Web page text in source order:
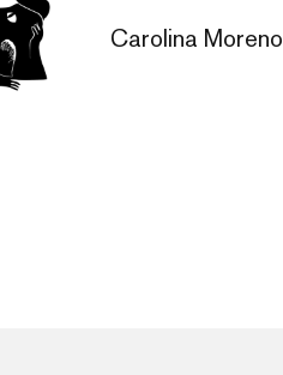
Carolina Moreno